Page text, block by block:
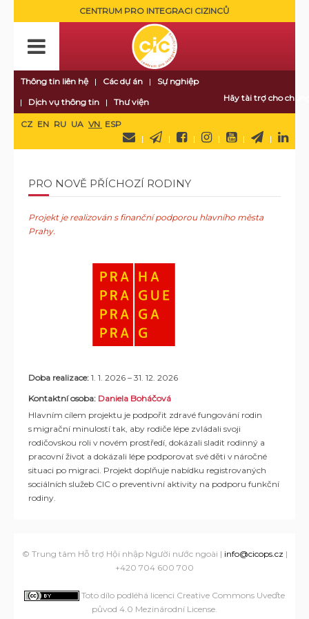
CENTRUM PRO INTEGRACI CIZINCŮ
Thông tin liên hệ Các dự án
Sự nghiệp
Dịch vụ thông tin
Thư viện Hãy tài trợ cho
CZ EN RU UA VN ESP
PRO NOVĚ PŘÍCHOZÍ RODINY
Projekt je realizován s finanční podporou hlavního města
Prahy.
Doba realizace: 1. 1. 2026 – 31. 12. 2026
Kontaktní osoba: Daniela Boháčová
Hlavním cílem projektu je podpořit zdravé fungování rodin
s migrační minulostí tak, aby rodiče lépe zvládali svoji
rodičovskou roli v novém prostředí, dokázali sladit rodinný a
pracovní život a dokázali lépe podporovat své děti v náročné
situaci po migraci. Projekt doplňuje nabídku registrovaných
sociálních služeb CIC o preventivní aktivity na podporu funkční
rodiny.
© Trung tâm Hỗ trợ Hội nhập Người nước ngoài | info@cicops.cz |
+420 704 600 700
Toto dílo podléhá licenci Creative Commons Uveďte
původ 4.0 Mezinárodní License.